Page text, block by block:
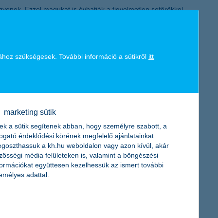
Ezzel magukat is óvhatják a figyelmetlen sofőrökkel
helyzetekre. Vezetés előtt és közben is rendkívül
nehéz, nedves levegővel terhelt napokon.
alapkezelésre, a lízingre, az életbiztosításra, a
mintegy 230 lakossági fiókkal többszáz pénzügyi
Csoport jelentős, több esetben vezető pozíciót foglal el
elsősorban lakossági ügyfeleket, kis- és közepes méretű
szükségesek. További információ a sütikről itt
marketing sütik
a sütik segítenek abban, hogy személyre szabott, a
érdeklődési körének megfelelő ajánlatainkat
a kh.hu weboldalon vagy azon kívül, akár
média felületeken is, valamint a böngészési
együttesen kezelhessük az ismert további
adattal.